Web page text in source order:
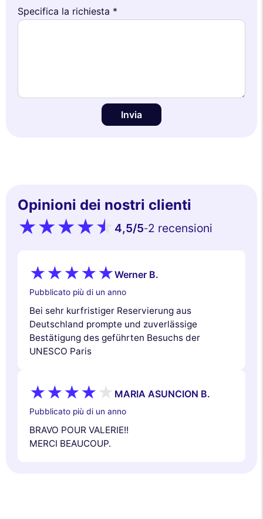
Specifica la richiesta *
Invia
Opinioni dei nostri clienti
4,5/5-2 recensioni
Werner B.
Pubblicato più di un anno
Bei sehr kurfristiger Reservierung aus
Deutschland prompte und zuverlässige
Bestätigung des geführten Besuchs der
UNESCO Paris
MARIA ASUNCION B.
Pubblicato più di un anno
BRAVO POUR VALERIE!!
MERCI BEAUCOUP.